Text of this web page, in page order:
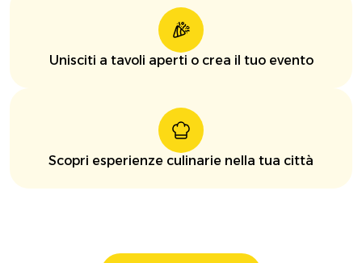
Unisciti a tavoli aperti o crea il tuo evento
Scopri esperienze culinarie nella tua città